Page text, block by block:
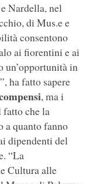
Nardella, nel
di Mus.e e
consentono
ai fiorentini e ai
un’opportunità in
ha fatto sapere
, ma i
che la
a quanto fanno
dipendenti del
“La
Cultura alle